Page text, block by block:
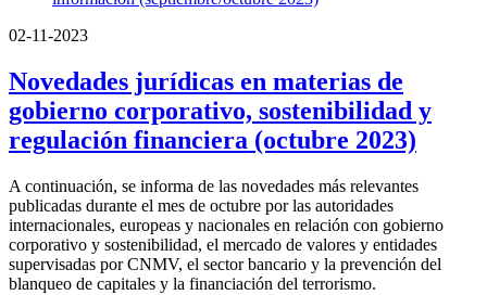
02-11-2023
Novedades jurídicas en materias de
gobierno corporativo, sostenibilidad y
regulación financiera (octubre 2023)
A continuación, se informa de las novedades más relevantes
publicadas durante el mes de octubre por las autoridades
internacionales, europeas y nacionales en relación con gobierno
corporativo y sostenibilidad, el mercado de valores y entidades
supervisadas por CNMV, el sector bancario y la prevención del
blanqueo de capitales y la financiación del terrorismo.